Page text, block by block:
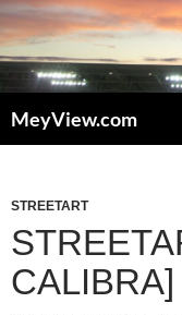
Zum
Inhalt
springen
MeyView.com
STREETART
CALIBRA]